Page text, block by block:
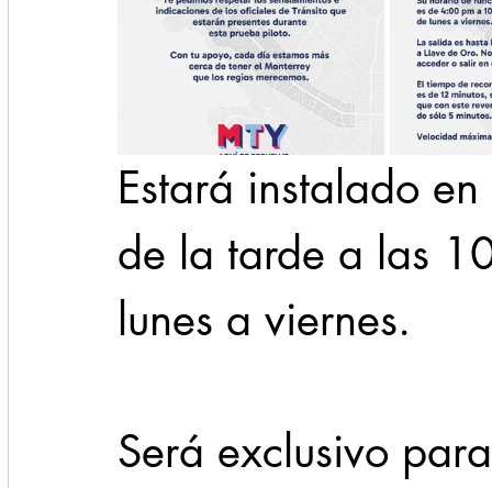
Estará instalado
de la tarde a las
lunes a viernes.
Será exclusivo